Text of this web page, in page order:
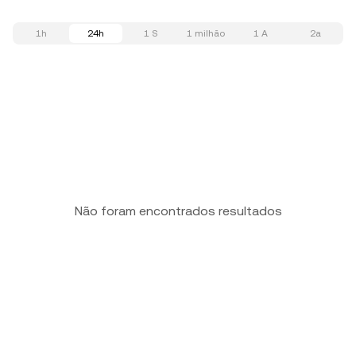
1h 24h 1 S 1 milhão 1 A 2a
Não foram encontrados resultados